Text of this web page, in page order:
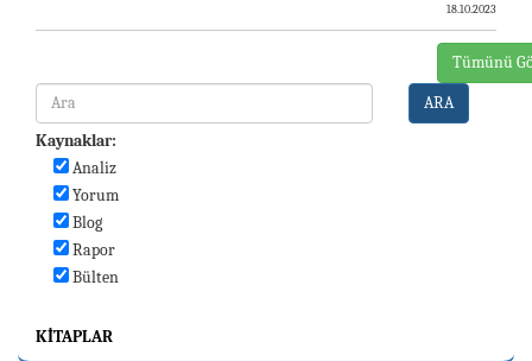
18.10.2023
Tümünü
ARA
Kaynaklar:
Analiz
Yorum
Blog
Rapor
Bülten
KITAPLAR